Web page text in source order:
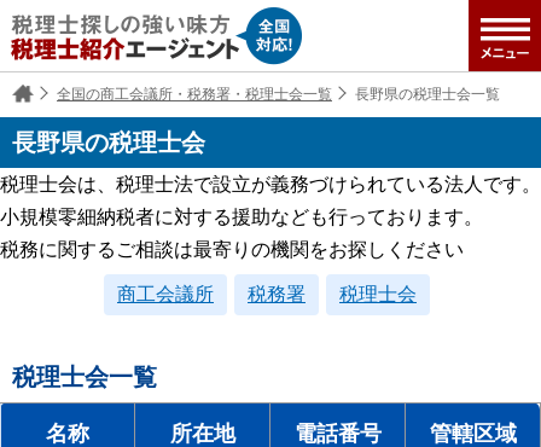
全国の商工会議所・税務署・税理士会一覧 長野県の税理士会一覧
長野県の税理士会
税理士会は、税理士法で設立が義務づけられている法人です。
小規模零細納税者に対する援助なども行っております。
税務に関するご相談は最寄りの機関をお探しください
商工会議所 税務署 税理士会
税理士会一覧
名称 所在地 電話番号 管轄区域